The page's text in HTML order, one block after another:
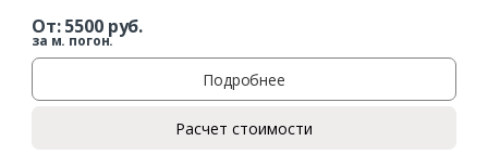
От:5500руб.
за м. погон.
Подробнее
Расчет стоимости